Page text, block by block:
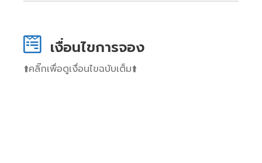
เงื่อนไขการจอง
⬆️คลิ๊กเพื่อดูเงื่อนไขฉบับเต็ม⬆️